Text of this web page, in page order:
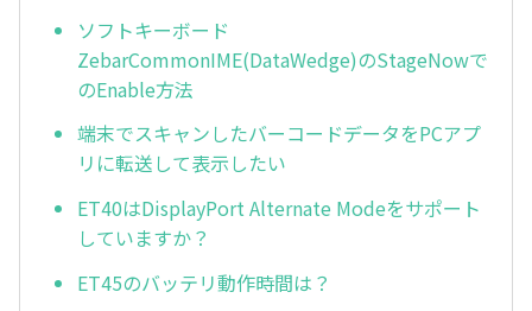
ソフトキーボード
ZebarCommonIME(DataWedge)のStageNowで
のEnable方法
端末でスキャンしたバーコードデータをPCアプ
リに転送して表示したい
ET40はDisplayPort Alternate Modeをサポート
していますか？
ET45のバッテリ動作時間は？